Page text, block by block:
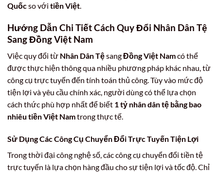
Quốcso với tiền Việt
Hướng Dẫn Chi Tiết Cách Quy Đổi Nhân Dân Tệ
Sang Đồng Việt Nam
Việc quy đổi từ Nhân Dân TệsangĐồng Việt Namcó thể
được thực hiện thông qua nhiều phương pháp khác nhau, từ
công cụ trực tuyến đến tính toán thủ công. Tùy vào mức độ
tiện lợi và yêu cầu chính xác, người dùng có thể lựa chọn
cách thức phù hợp nhất để biết 1 tỷ nhân dân tệ bằng bao
nhiêu tiền Việt Namtrong thực tế.
Sử Dụng Các Công Cụ Chuyển Đổi Trực Tuyến Tiện Lợi
Trong thời đại công nghệ số, các công cụ chuyển đổi tiền tệ
trực tuyến là lựa chọn hàng đầu cho sự tiện lợi và tốc độ. Chỉ